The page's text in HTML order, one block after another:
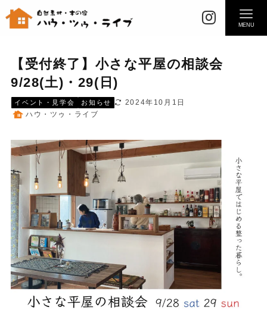
MENU
【受付終了】小さな平屋の相談会
9/28(土)・29(日)
イベント・見学会 お知らせ
2024年10月1日
ハウ・ツゥ・ライブ